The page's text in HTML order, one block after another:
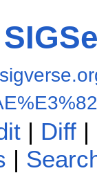
| Diff|
|